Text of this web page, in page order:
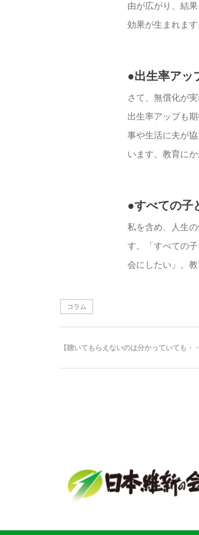
由が広がり、結
効果が生まれます
●出生率アッ
さて、無償化が
出生率アップも
事や生活に夫が
います。教育に
●すべての子
私を含め、人生
す。「すべての
会にしたい」。
コラム
【聴いてもらえないのは分かっていても・・